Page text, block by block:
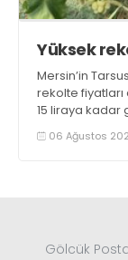
Yüksek
Mersin’in
rekolte fiyatları
15 liraya kadar
tepki gösterdi
06 Ağustos
Gölcük